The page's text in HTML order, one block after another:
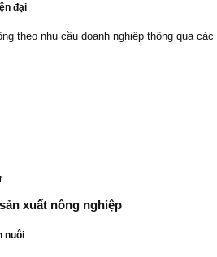
đại
theo nhu cầu doanh nghiệp thông qua
xuất nông nghiệp
nuôi